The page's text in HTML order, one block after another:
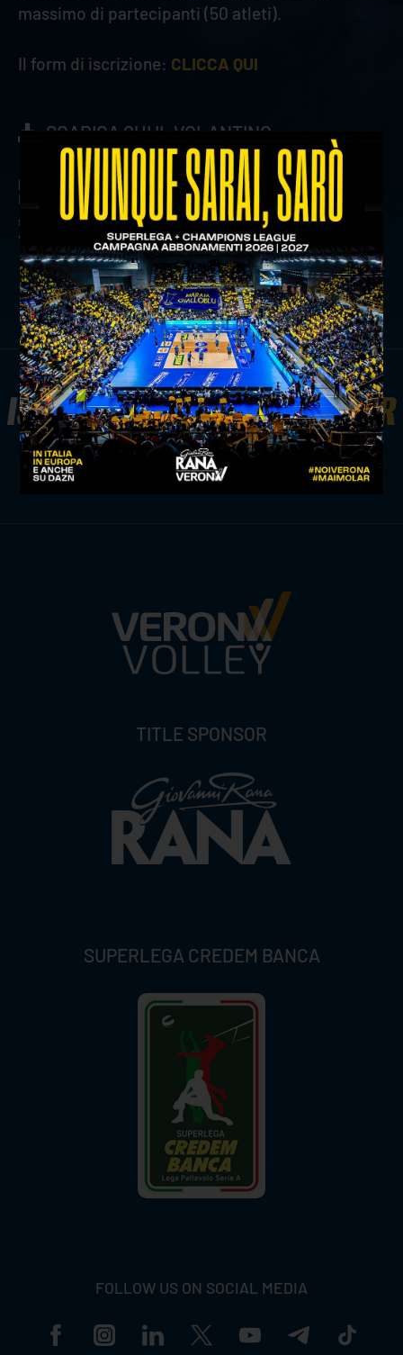
massimo di partecipanti (50 atleti).
Il form di iscrizione: CLICCA QUI
SCARICA QUI IL VOLANTINO
precedente:la withu verona è una meraviglia: lube
battuta 3 a 2!
successivo:gardaland diventa jersey sponsor di verona
volley
news prima squadra
ISCRIVITI ALLANEWSLETTER
ISCRIVITI ORA
TITLE SPONSOR
SUPERLEGA CREDEM BANCA
FOLLOW US ON SOCIAL MEDIA